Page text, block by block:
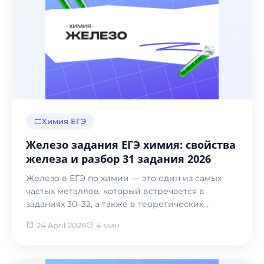
Химия ЕГЭ
Железо задания ЕГЭ химия: свойства
железа и разбор 31 задания 2026
Железо в ЕГЭ по химии — это один из самых
частых металлов, который встречается в
заданиях 30–32, а также в теоретических
24 April 2026 4 мин